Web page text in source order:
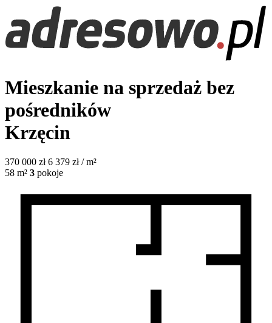
Mieszkanie na sprzedaż bez
pośredników
Krzęcin
370 000 zł 6 379 zł / m²
58 m² 3 pokoje